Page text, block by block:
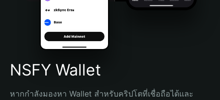
Português (Brasil)
Español (Argentina)
NSFY Wallet
หากกำลังมองหา Wallet สำหรับคริปโตที่เชื่อถือได้และ